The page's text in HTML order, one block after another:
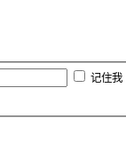
记住我